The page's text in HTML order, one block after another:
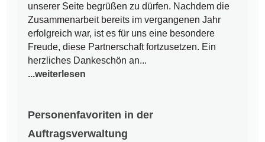
unserer Seite begrüßen zu dürfen. Nachdem die
Zusammenarbeit bereits im vergangenen Jahr
erfolgreich war, ist es für uns eine besondere
Freude, diese Partnerschaft fortzusetzen. Ein
herzliches Dankeschön an...
...weiterlesen
Personenfavoriten in der
Auftragsverwaltung